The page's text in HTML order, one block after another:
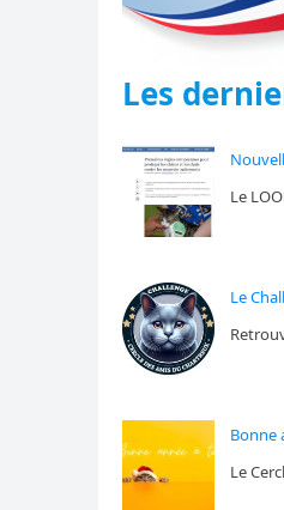
Les
Le
Le
Bonne
Le